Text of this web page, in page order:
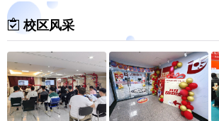
校区风采